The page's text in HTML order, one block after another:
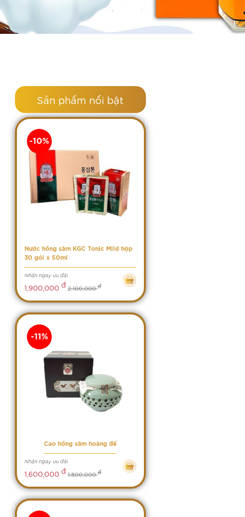
Sản phẩm nổi bật
Nước hồng sâm KGC Tonic Mild hộp
30 gói x 50ml
Nhận ngay ưu đãi
1,900,000 đ 2,100,000đ
-10%
Cao hồng sâm hoàng đế
Nhận ngay ưu đãi
1,600,000 đ 1,800,000đ
-11%